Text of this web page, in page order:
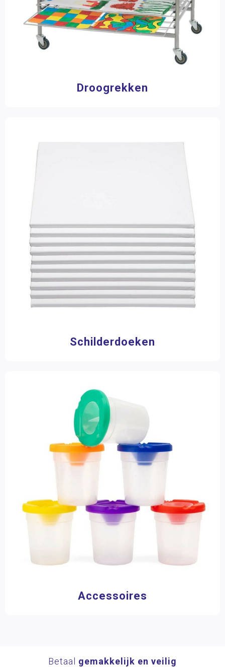
Droogrekken
Schilderdoeken
Accessoires
Betaal gemakkelijk en veilig